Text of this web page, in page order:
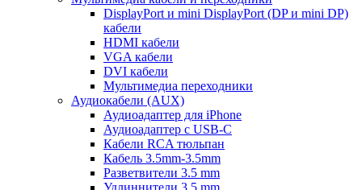
DisplayPort и mini DisplayPort (DP и mini DP)
кабели
HDMI кабели
VGA кабели
DVI кабели
Мультимедиа переходники
Аудиокабели (AUX)
Аудиоадаптер для iPhone
Аудиоадаптер с USB-C
Кабели RCA тюльпан
Кабель 3.5mm-3.5mm
Разветвители 3.5 mm
Удлиннители 3.5 mm